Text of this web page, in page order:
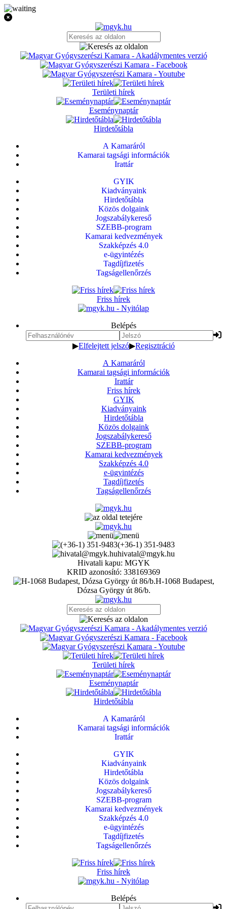
Területi hírek
Eseménynaptár
Hirdetőtábla
A Kamaráról
Kamarai tagsági információk
Irattár
GYIK
Kiadványaink
Hirdetőtábla
Közös dolgaink
Jogszabálykereső
SZEBB-program
Kamarai kedvezmények
Szakképzés 4.0
e-ügyintézés
Tagdíjfizetés
Tagságellenőrzés
Friss hírek
Belépés
▶Elfelejtett jelszó▶Regisztráció
A Kamaráról
Kamarai tagsági információk
Irattár
Friss hírek
GYIK
Kiadványaink
Hirdetőtábla
Közös dolgaink
Jogszabálykereső
SZEBB-program
Kamarai kedvezmények
Szakképzés 4.0
e-ügyintézés
Tagdíjfizetés
Tagságellenőrzés
(+36-1) 351-9483
hivatal@mgyk.hu
Hivatali kapu: MGYK
KRID azonosító: 338169369
H-1068 Budapest,
Dózsa György út 86/b.
Területi hírek
Eseménynaptár
Hirdetőtábla
A Kamaráról
Kamarai tagsági információk
Irattár
GYIK
Kiadványaink
Hirdetőtábla
Közös dolgaink
Jogszabálykereső
SZEBB-program
Kamarai kedvezmények
Szakképzés 4.0
e-ügyintézés
Tagdíjfizetés
Tagságellenőrzés
Friss hírek
Belépés